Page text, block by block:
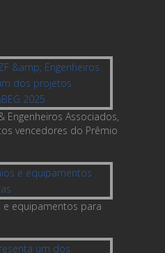
Engenheiros Associados,
vencedores do Prêmio
e equipamentos para